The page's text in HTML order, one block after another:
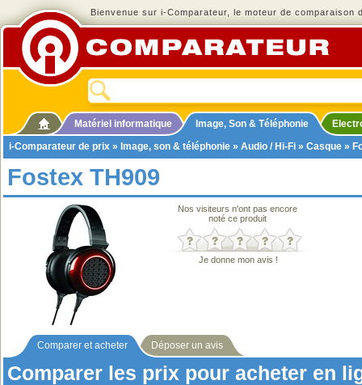
Bienvenue sur i-Comparateur, le moteur de comparaison
Matériel informatique Image, Son & Téléphonie
i-Comparateur de prix » Image, son & téléphonie » Audio / Hi-Fi » Casque »
Fostex TH909
Nos visiteurs n'ont pas encore
noté ce produit
Je donne mon avis !
Comparer et acheter Déposer un avis
Comparer les prix pour acheter en